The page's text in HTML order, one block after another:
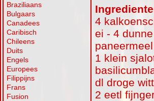
Braziliaans
Bulgaars
Canadees
Caribisch
Chileens
Duits
Engels
Europees
Filippijns
Frans
Fusion
4
ei - 4
1 klein
dl droge
2 eetl